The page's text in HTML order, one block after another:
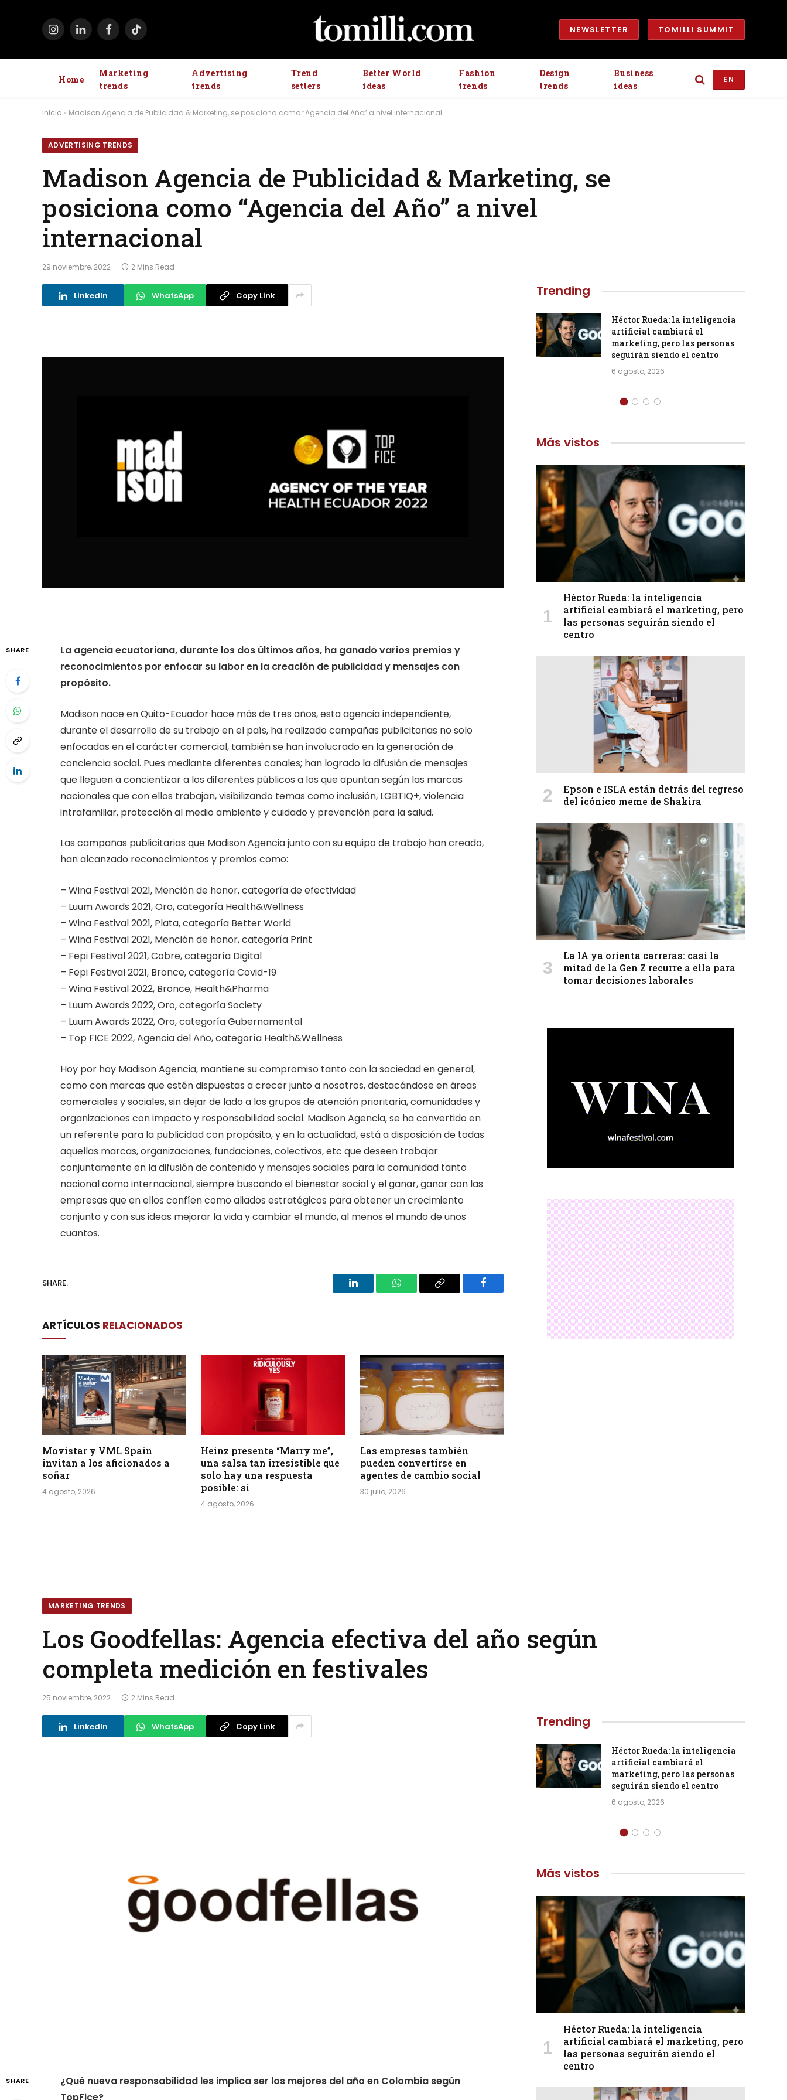
InstagramLinkedInFacebook
TikTok NEWSLETTER TOMILLI SUMMIT
Home
Marketing
trends
Advertising
trends
Trend
setters
Better World
ideas
Fashion
trends
Design
trends
Business
ideas
EN
Inicio » Madison Agencia de Publicidad & Marketing, se posiciona como “Agencia del Año” a nivel internacional
ADVERTISING TRENDS
Madison Agencia de Publicidad & Marketing, se
posiciona como “Agencia del Año” a nivel
internacional
29 noviembre, 2022 2 Mins Read
LinkedIn WhatsApp Copy Link
SHARE
La agencia ecuatoriana, durante los dos últimos años, ha ganado varios premios y
reconocimientos por enfocar su labor en la creación de publicidad y mensajes con
propósito.
Madison nace en Quito-Ecuador hace más de tres años, esta agencia independiente,
durante el desarrollo de su trabajo en el país, ha realizado campañas publicitarias no solo
enfocadas en el carácter comercial, también se han involucrado en la generación de
conciencia social. Pues mediante diferentes canales; han logrado la difusión de mensajes
que lleguen a concientizar a los diferentes públicos a los que apuntan según las marcas
nacionales que con ellos trabajan, visibilizando temas como inclusión, LGBTIQ+, violencia
intrafamiliar, protección al medio ambiente y cuidado y prevención para la salud.
Las campañas publicitarias que Madison Agencia junto con su equipo de trabajo han creado,
han alcanzado reconocimientos y premios como:
– Wina Festival 2021, Mención de honor, categoría de efectividad
– Luum Awards 2021, Oro, categoría Health&Wellness
– Wina Festival 2021, Plata, categoría Better World
– Wina Festival 2021, Mención de honor, categoría Print
– Fepi Festival 2021, Cobre, categoría Digital
– Fepi Festival 2021, Bronce, categoría Covid-19
– Wina Festival 2022, Bronce, Health&Pharma
– Luum Awards 2022, Oro, categoría Society
– Luum Awards 2022, Oro, categoría Gubernamental
– Top FICE 2022, Agencia del Año, categoría Health&Wellness
Hoy por hoy Madison Agencia, mantiene su compromiso tanto con la sociedad en general,
como con marcas que estén dispuestas a crecer junto a nosotros, destacándose en áreas
comerciales y sociales, sin dejar de lado a los grupos de atención prioritaria, comunidades y
organizaciones con impacto y responsabilidad social. Madison Agencia, se ha convertido en
un referente para la publicidad con propósito, y en la actualidad, está a disposición de todas
aquellas marcas, organizaciones, fundaciones, colectivos, etc que deseen trabajar
conjuntamente en la difusión de contenido y mensajes sociales para la comunidad tanto
nacional como internacional, siempre buscando el bienestar social y el ganar, ganar con las
empresas que en ellos confíen como aliados estratégicos para obtener un crecimiento
conjunto y con sus ideas mejorar la vida y cambiar el mundo, al menos el mundo de unos
cuantos.
SHARE.
LinkedIn WhatsAppCopy
Facebook
ARTÍCULOS RELACIONADOS
Movistar y VML Spain
invitan a los aficionados a
soñar
4 agosto, 2026
Heinz presenta “Marry me”,
una salsa tan irresistible que
solo hay una respuesta
posible: sí
4 agosto, 2026
Las empresas también
pueden convertirse en
agentes de cambio social
30 julio, 2026
Trending
3 agosto, 2026
Héctor Rueda: la inteligencia
artificial cambiará el
marketing, pero las personas
seguirán siendo el centro
6 agosto, 2026
Más vistos
Héctor Rueda: la inteligencia
artificial cambiará el marketing, pero
las personas seguirán siendo el
centro
Epson e ISLA están detrás del regreso
del icónico meme de Shakira
La IA ya orienta carreras: casi la
mitad de la Gen Z recurre a ella para
tomar decisiones laborales
MARKETING TRENDS
Los Goodfellas: Agencia efectiva del año según
completa medición en festivales
25 noviembre, 2022 2 Mins Read
LinkedIn WhatsApp Copy Link
SHARE
¿Qué nueva responsabilidad les implica ser los mejores del año en Colombia según
Trending
Héctor Rueda: la inteligencia
artificial cambiará el
marketing, pero las personas
seguirán siendo el centro
6 agosto, 2026
Más vistos
Héctor Rueda: la inteligencia
artificial cambiará el marketing, pero
las personas seguirán siendo el
centro